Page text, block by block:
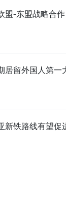
盟-东盟战略合作
居留外国人第一
新铁路线有望促